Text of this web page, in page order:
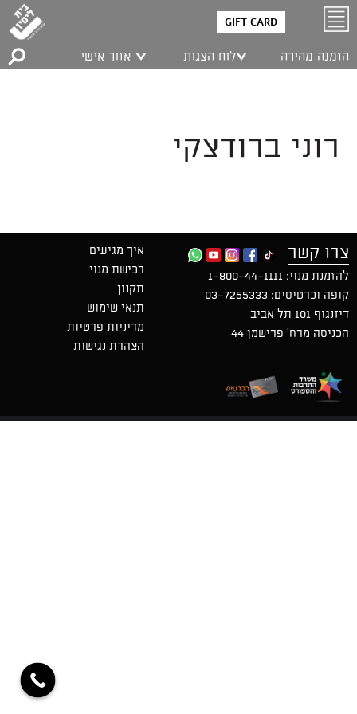
GIFT CARD
הזמנה מהירה לוח הצגות אזור אישי
רוני ברודצקי
צרו קשר
להזמנת מנוי: 1-800-44-1111
קופה וכרטיסים: 03-7255333
דיזנגוף 101 תל אביב
הכניסה מרח' פרישמן 44
איך מגיעים
רכישת מנוי
תקנון
תנאי שימוש
מדיניות פרטיות
הצהרת נגישות